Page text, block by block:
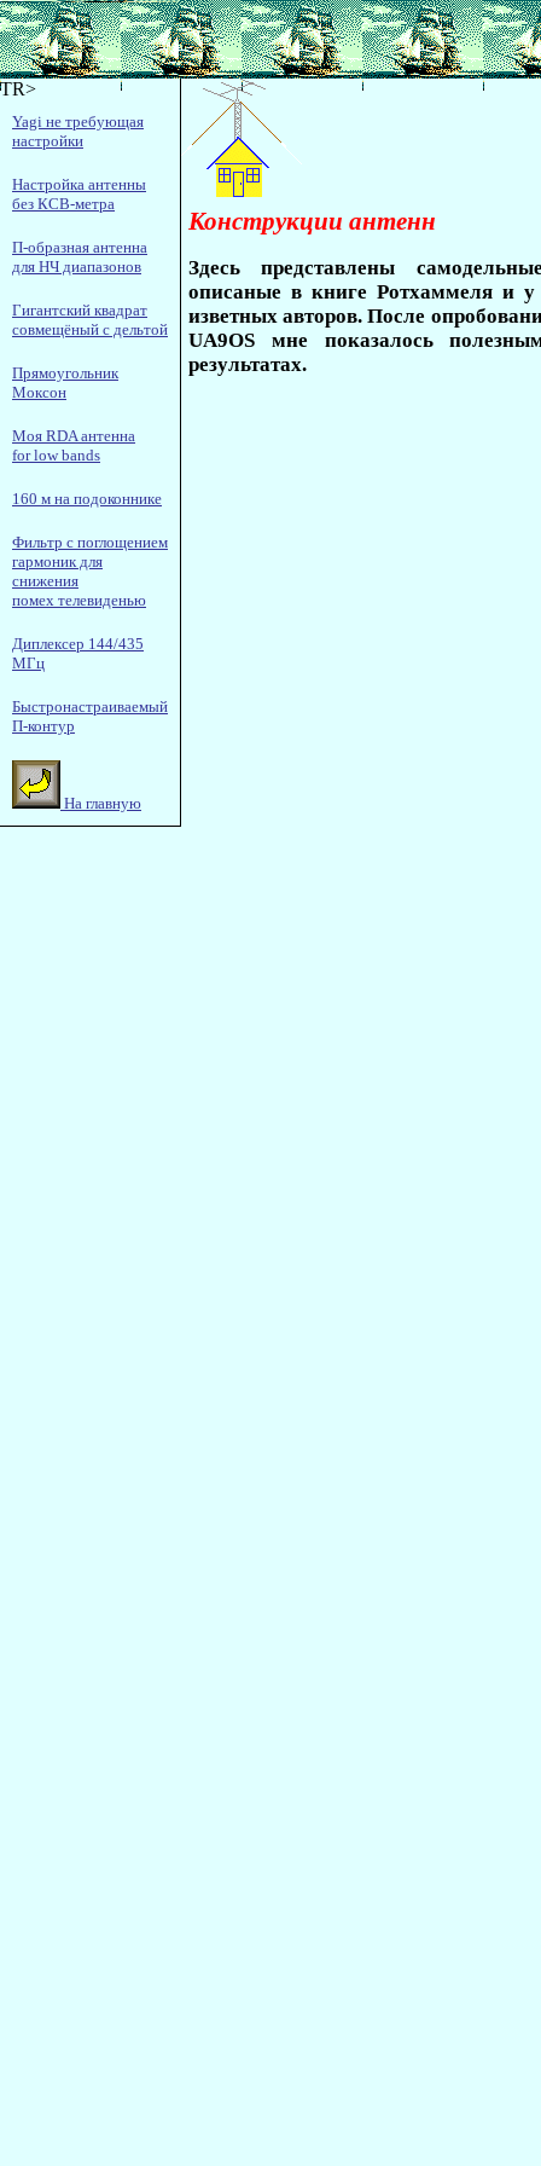
TR>
Yagi не требующая
настройки
Настройка антенны
без КСВ-метра
П-образная антенна
для НЧ диапазонов
Гигантский квадрат
совмещёный с дельтой
Прямоугольник
Моксон
Моя RDA антенна
for low bands
160 м на подоконнике
Фильтр с поглощением
гармоник для
снижения
помех телевиденью
Диплексер 144/435
МГц
Быстронастраиваемый
П-контур
На главную
Конструкции антенн
Здесь представлены
описаные в книге Ротхаммеля и
изветных авторов. После
UA9OS мне показалось
результатах.